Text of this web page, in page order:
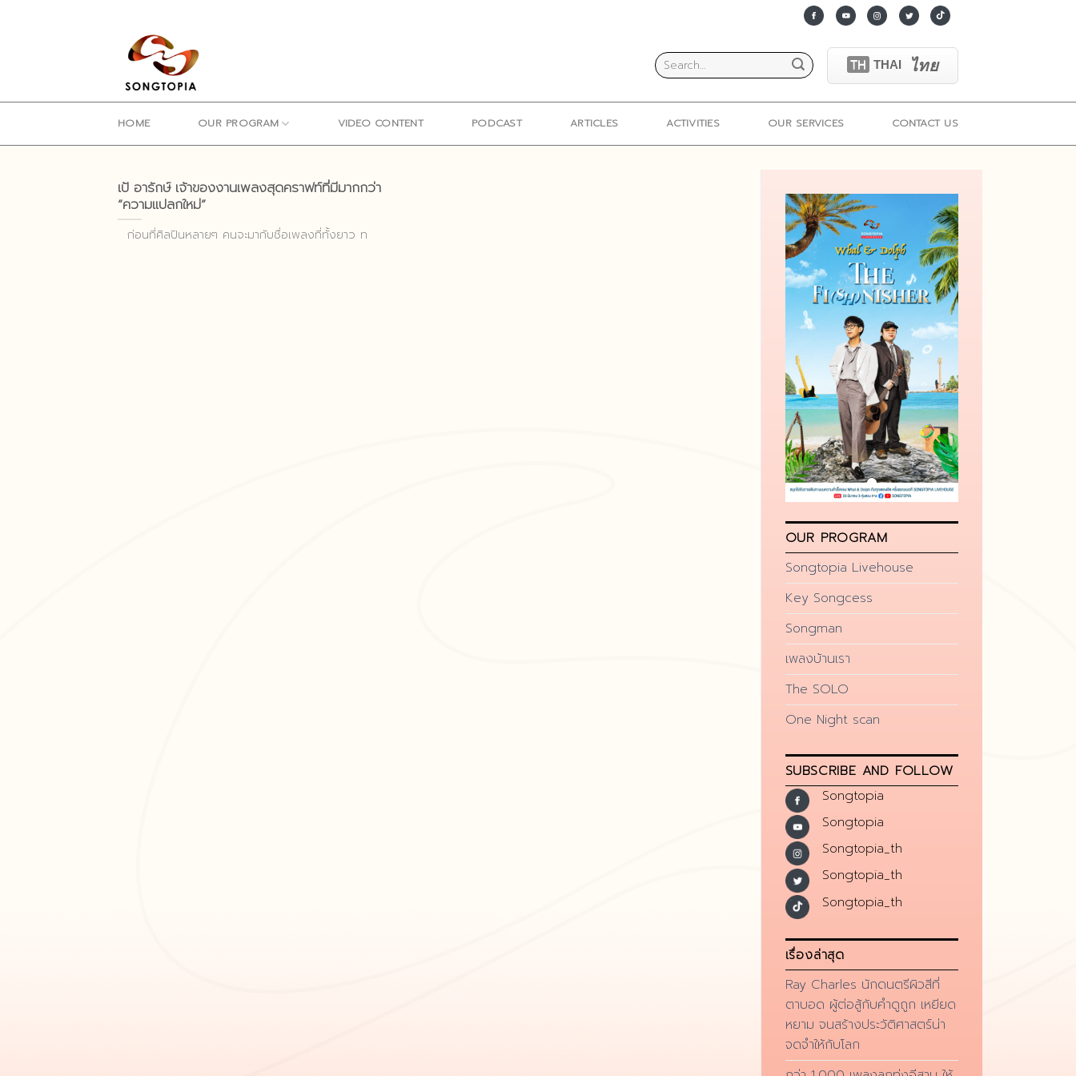
TH THAI ไทย
HOME OUR PROGRAM VIDEO CONTENT PODCAST ARTICLES ACTIVITIES OUR SERVICES CONTACT US
เป้ อารักษ์ เจ้าของงานเพลงสุดคราฟท์ที่มีมากกว่า
“ความแปลกใหม่”
ก่อนที่ศิลปินหลายๆ คนจะมากับชื่อเพลงที่ทั้งยาว ท
OUR PROGRAM
Songtopia Livehouse
Key Songcess
Songman
เพลงบ้านเรา
The SOLO
One Night scan
SUBSCRIBE AND FOLLOW
Songtopia
Songtopia
Songtopia_th
Songtopia_th
Songtopia_th
เรื่องล่าสุด
Ray Charles นักดนตรีผิวสีที่
ตาบอด ผู้ต่อสู้กับคำดูถูก เหยียด
หยาม จนสร้างประวัติศาสตร์น่า
จดจำให้กับโลก